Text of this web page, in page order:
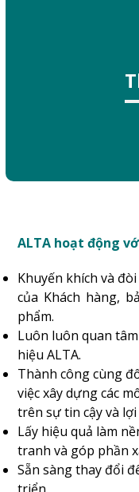
ALTA hoạt động
Khuyến khích và
của Khách hàng,
phẩm.
Luôn luôn quan
hiệu ALTA.
Thành công cùng
việc xây dựng các
trên sự tin cậy và lợi
Lấy hiệu quả làm
tranh và góp phần
Sẵn sàng thay đổi